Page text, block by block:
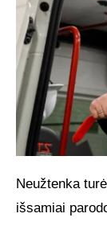
Neužtenka
išsamiai